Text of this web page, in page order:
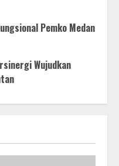
Pemko Medan
Wujudkan